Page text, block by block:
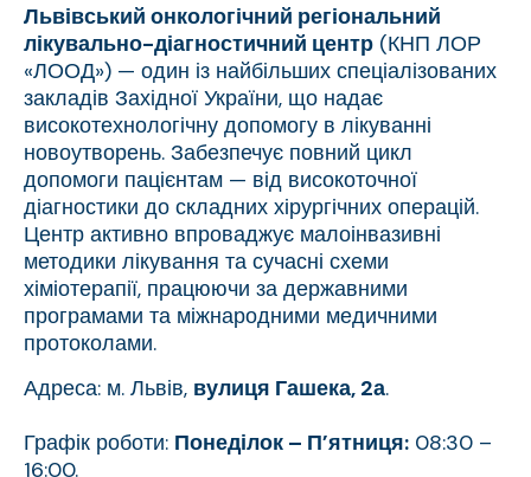
Львівський онкологічний регіональний
лікувально-діагностичний центр (КНП ЛОР
«ЛООД») — один із найбільших спеціалізованих
закладів Західної України, що надає
високотехнологічну допомогу в лікуванні
новоутворень. Забезпечує повний цикл
допомоги пацієнтам — від високоточної
діагностики до складних хірургічних операцій.
Центр активно впроваджує малоінвазивні
методики лікування та сучасні схеми
хіміотерапії, працюючи за державними
програмами та міжнародними медичними
протоколами.
Адреса: м. Львів, вулиця Гашека, 2а.
Графік роботи: Понеділок – П’ятниця: 08:30 –
16:00.